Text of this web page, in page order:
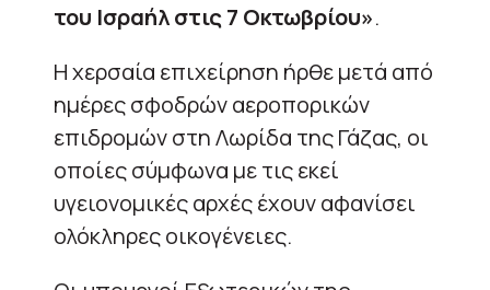
του Ισραήλ στις 7 Οκτωβρίου».
Η χερσαία επιχείρηση ήρθε μετά από
ημέρες σφοδρών αεροπορικών
επιδρομών στη Λωρίδα της Γάζας, οι
οποίες σύμφωνα με τις εκεί
υγειονομικές αρχές έχουν αφανίσει
ολόκληρες οικογένειες.